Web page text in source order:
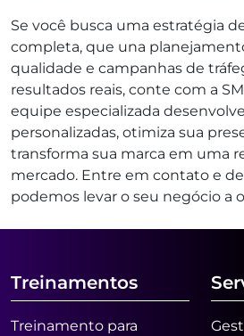
Se você busca uma estratégia
completa, que una
qualidade e campanhas de
resultados reais, conte com a
equipe especializada
personalizadas, otimiza sua
transforma sua marca em uma
mercado. Entre em contato e
podemos levar o seu negócio a
Treinamentos
Treinamento para